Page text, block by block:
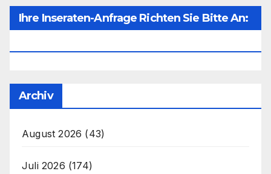
Ihre Inseraten-Anfrage Richten Sie Bitte An:
Archiv
August 2026 (43)
Juli 2026 (174)